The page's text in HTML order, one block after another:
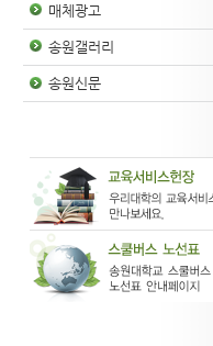
매체광고
송원갤러리
송원신문